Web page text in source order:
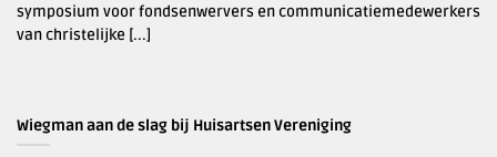
symposium voor fondsenwervers en communicatiemedewerkers
van christelijke [...]
Wiegman aan de slag bij Huisartsen Vereniging